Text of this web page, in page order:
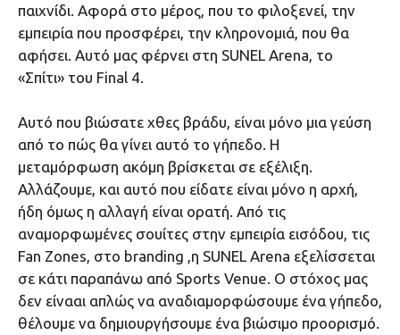
παιχνίδι. Αφορά στο μέρος, που το φιλοξενεί, την
εμπειρία που προσφέρει, την κληρονομιά, που θα
αφήσει. Αυτό μας φέρνει στη SUNEL Arena, το
«Σπίτι» του Final 4.
Αυτό που βιώσατε χθες βράδυ, είναι μόνο μια γεύση
από το πώς θα γίνει αυτό το γήπεδο. Η
μεταμόρφωση ακόμη βρίσκεται σε εξέλιξη.
Αλλάζουμε, και αυτό που είδατε είναι μόνο η αρχή,
ήδη όμως η αλλαγή είναι ορατή. Από τις
αναμορφωμένες σουίτες στην εμπειρία εισόδου, τις
Fan Zones, στο branding ,η SUNEL Arena εξελίσσεται
σε κάτι παραπάνω από Sports Venue. Ο στόχος μας
δεν είνααι απλώς να αναδιαμορφώσουμε ένα γήπεδο,
θέλουμε να δημιουργήσουμε ένα βιώσιμο προορισμό.